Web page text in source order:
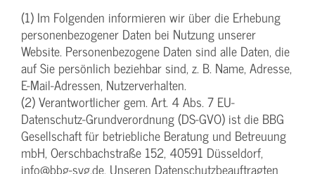
(1) Im Folgenden informieren wir über die Erhebung
personenbezogener Daten bei Nutzung unserer
Website. Personenbezogene Daten sind alle Daten, die
auf Sie persönlich beziehbar sind, z. B. Name, Adresse,
E-Mail-Adressen, Nutzerverhalten.
(2) Verantwortlicher gem. Art. 4 Abs. 7 EU-
Datenschutz-Grundverordnung (DS-GVO) ist die BBG
Gesellschaft für betriebliche Beratung und Betreuung
mbH, Oerschbachstraße 152, 40591 Düsseldorf,
info@bbg-svg.de. Unseren Datenschutzbeauftragten